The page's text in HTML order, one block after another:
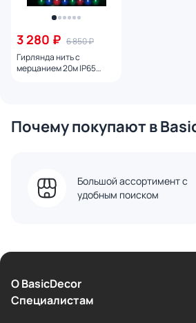
3 280 ₽ 6 850 ₽
Гирлянда нить с
мерцанием 20м IP65
Почему покупают в
Большой ассортимент с
удобным поиском
О BasicDecor
Cпециалистам